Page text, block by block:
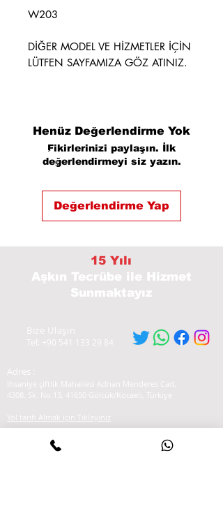
W203
DİĞER MODEL VE HİZMETLER İÇİN
LÜTFEN SAYFAMIZA GÖZ ATINIZ.
Henüz Değerlendirme Yok
Fikirlerinizi paylaşın. İlk
değerlendirmeyi siz yazın.
Değerlendirme Yap
15 Yılı
Aşkın Tecrübe
ile Hizmet
Sunmaktayız
Bize Ulaşın
Tel: +90 541 133 29 84
Adres :
İhsaniye çiftlik Mahallesi Adnan Menderes Cad,
4308. Sk. No:13, 41650 Gölcük/Kocaeli, Türkiye
Yol tarifi Almak için Tıklayınız
Hizmetlerimiz
-Profesyonel Arıza Tespiti